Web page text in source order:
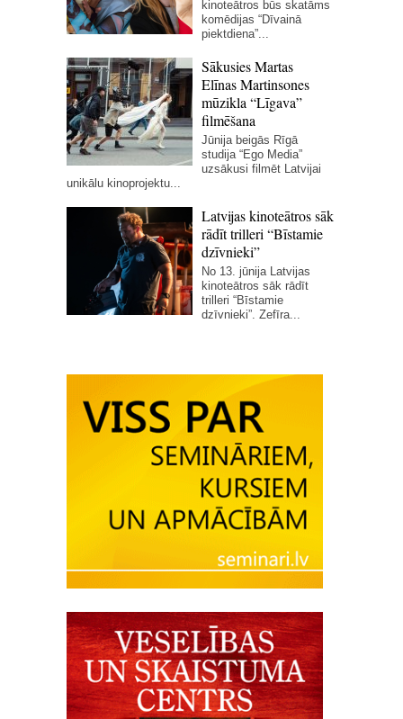
kinoteātros būs skatāms
komēdijas “Dīvainā
piektdiena”...
Sākusies Martas
Elīnas Martinsones
mūzikla “Līgava”
filmēšana
Jūnija beigās Rīgā
studija “Ego Media”
uzsākusi filmēt Latvijai
unikālu kinoprojektu...
Latvijas kinoteātros sāk
rādīt trilleri “Bīstamie
dzīvnieki”
No 13. jūnija Latvijas
kinoteātros sāk rādīt
trilleri “Bīstamie
dzīvnieki”. Zefīra...